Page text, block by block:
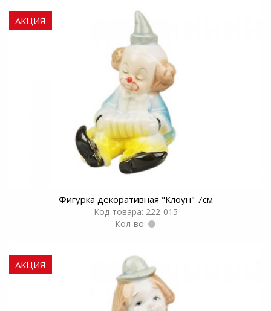
АКЦИЯ
Фигурка декоративная "Клоун" 7см
Код товара: 222-015
Кол-во:
АКЦИЯ